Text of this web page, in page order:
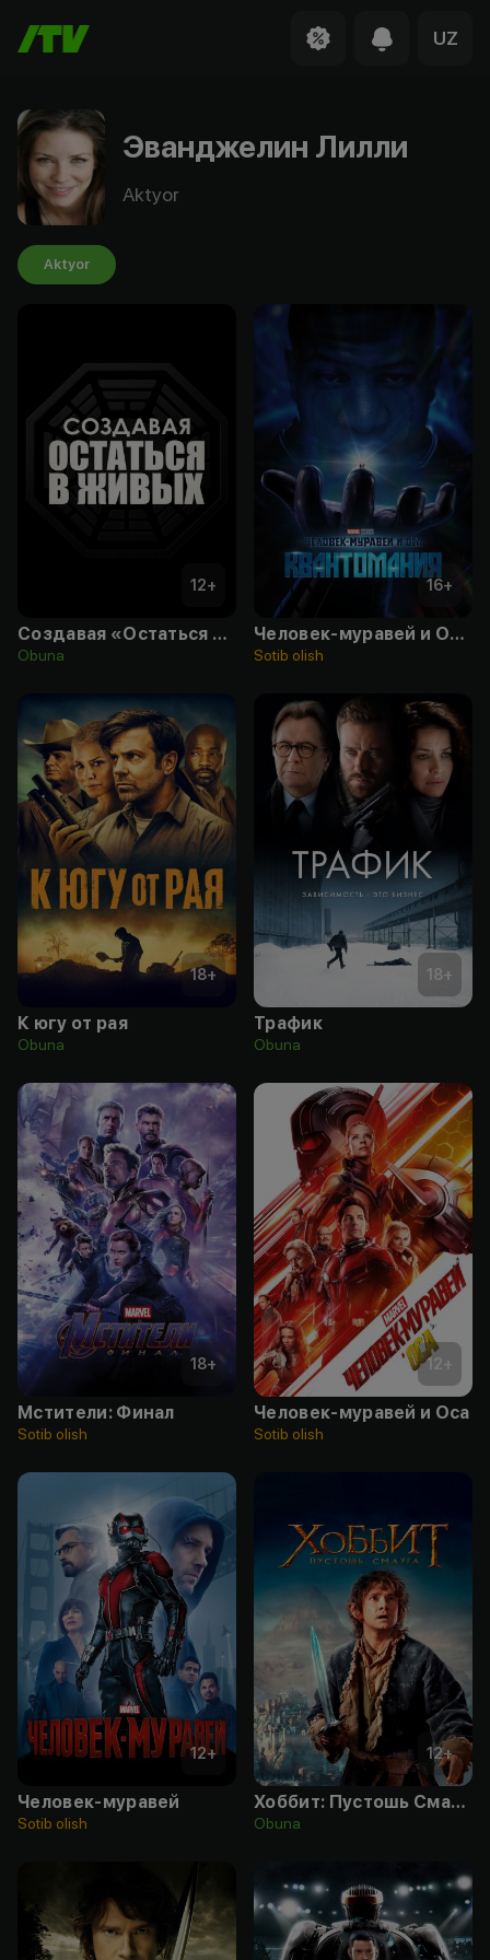
UZ
Эванджелин Лилли
Aktyor
Aktyor
12+
Создавая «Остаться в живых»
Obuna
16+
Человек-муравей и Оса: Квантомания
Sotib olish
18+
К югу от рая
Obuna
18+
Трафик
Obuna
18+
Мстители: Финал
Sotib olish
12+
Человек-муравей и Оса
Sotib olish
12+
Человек-муравей
Sotib olish
12+
Хоббит: Пустошь Смауга
Obuna